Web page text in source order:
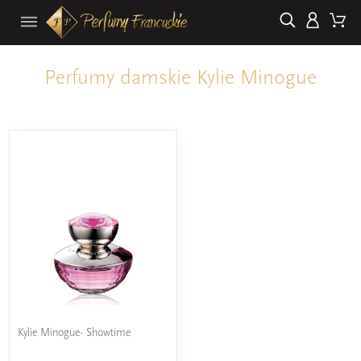
Perfumy damskie Kylie Minogue
Kylie Minogue- Showtime